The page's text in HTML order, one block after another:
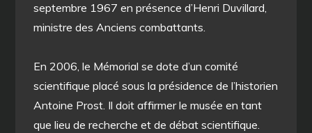
septembre 1967 en présence d’Henri Duvillard,
ministre des Anciens combattants.
En 2006, le Mémorial se dote d’un comité
scientifique placé sous la présidence de l’historien
Antoine Prost. Il doit affirmer le musée en tant
que lieu de recherche et de débat scientifique.